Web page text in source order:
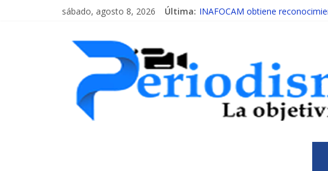
sábado, agosto 8, 2026 Última: INAFOCAM obtiene
MESCyT presenta calendario